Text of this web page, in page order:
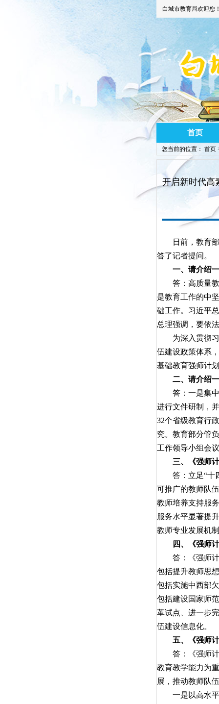
白城市教育局欢迎您
首页
您当前的位置： 首页
开启新时代高
日前，教育部
答了记者提问。
一、请介绍
答：高质量教
是教育工作的中
础工作。习近平
总理强调，要依
为深入贯彻习
伍建设政策体系
基础教育强师计
二、请介绍
答：一是集中
进行文件研制，
32个省级教育行
究。教育部分管
工作领导小组会
三、《强师
答：立足“十四
可推广的教师队
教师培养支持服
服务水平显著提
教师专业发展机
四、《强师
答：《强师计
包括提升教师思
包括实施中西部
包括建设国家师
革试点、进一步
伍建设信息化。
五、《强师
答：《强师计
教育教学能力为
展，推动教师队
一是以高水平